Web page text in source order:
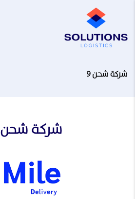
شركة شحن 9
شركة شحن 9